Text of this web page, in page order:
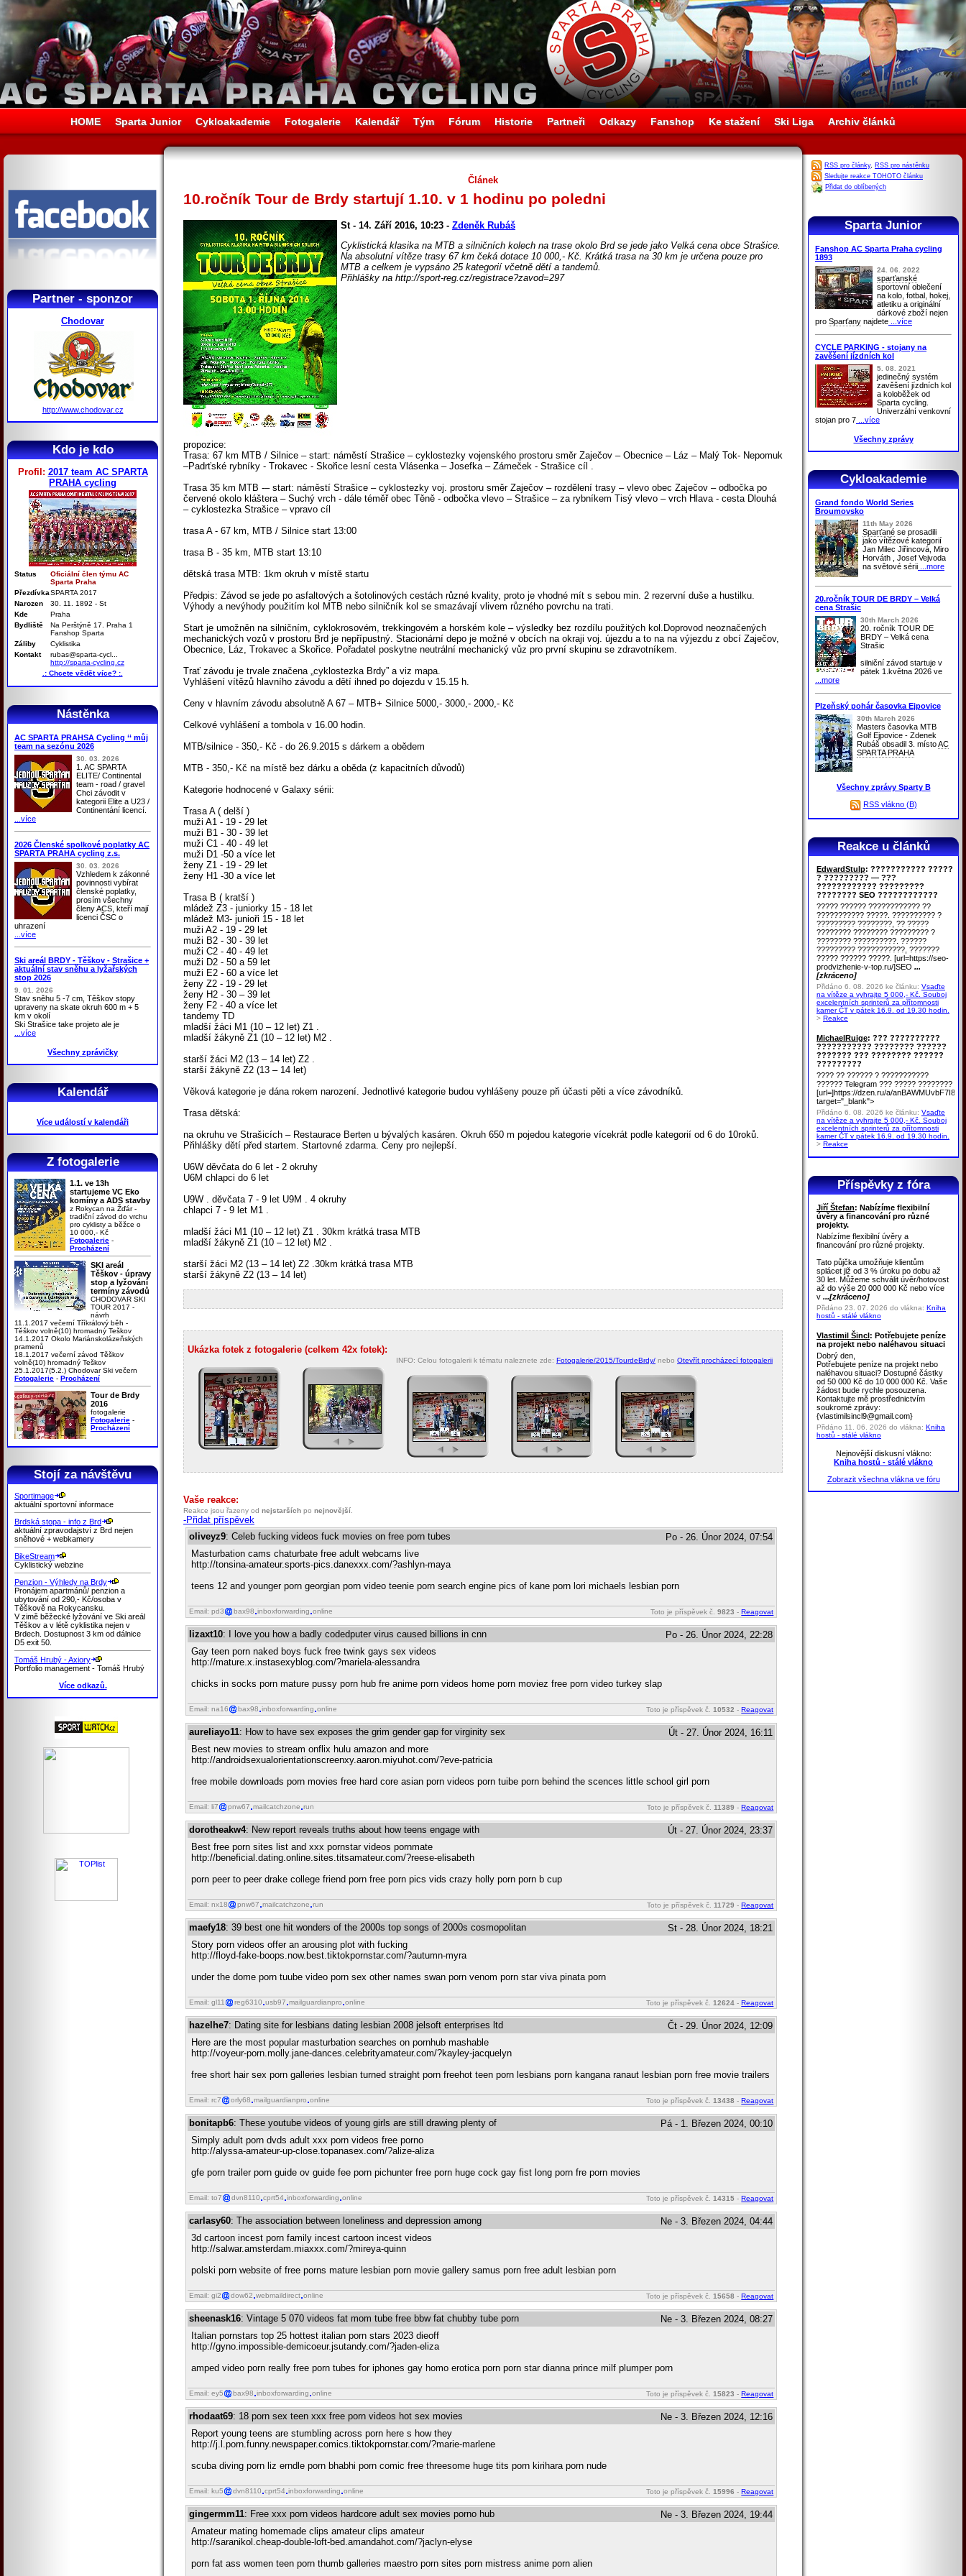
HOME Sparta Junior Cykloakademie Fotogalerie Kalendář Tým Fórum Historie Partneři Odkazy Fanshop Ke stažení Ski Liga Archiv článků
Partner - sponzor
Chodovar
http://www.chodovar.cz
Kdo je kdo
Profil: 2017 team AC SPARTA
PRAHA cycling
Status
Oficiální člen týmu AC
Sparta Praha
PřezdívkaSPARTA 2017
Narozen
30. 11. 1892 - St
Kde
Praha
Bydliště
Na Perštýně 17. Praha 1
Fanshop Sparta
Záliby
Cyklistika
Kontakt
rubas@sparta-cycl...
http://sparta-cycling.cz
.: Chcete vědět více? :.
Nástěnka
AC SPARTA PRAHSA Cycling ‘‘ můj
team na sezónu 2026
30. 03. 2026
1. AC SPARTA
ELITE/ Continental
team - road / gravel
Chci závodit v
kategorii Elite a U23 /
Continentání licencí.
...více
2026 Členské spolkové poplatky AC
SPARTA PRAHA cycling z.s.
30. 03. 2026
Vzhledem k zákonné
povinnosti vybírat
členské poplatky,
prosím všechny
členy ACS, kteří mají
licenci ČSC o
uhrazení
...více
Ski areál BRDY - Těškov - Strašice +
aktuální stav sněhu a lyžařských
stop 2026
9. 01. 2026
Stav sněhu 5 -7 cm, Těškov stopy
upraveny na skate okruh 600 m + 5
km v okolí
Ski Strašice take projeto ale je
...více
Všechny zprávičky
Kalendář
Více událostí v kalendáři
Z fotogalerie
1.1. ve 13h
startujeme VC Eko
komíny a ADS stavby
z Rokycan na Žďár -
tradiční závod do vrchu
pro cyklisty a běžce o
10 000,- Kč
Fotogalerie -
Procházení
SKI areál
Těškov - úpravy
stop a lyžování
termíny závodů
CHODOVAR SKI
TOUR 2017 -
návrh
11.1.2017 večerní Tříkrálový běh -
Těškov volně(10) hromadný Teškov
14.1.2017 Okolo Mariánskolázeňských
pramenů
18.1.2017 večerní závod Těškov
volně(10) hromadný Teškov
25.1.2017(5.2.) Chodovar Ski večern
Fotogalerie - Procházení
Tour de Brdy
2016
fotogalerie
Fotogalerie -
Procházení
Stojí za návštěvu
Sportimage
aktuální sportovní informace
Brdská stopa - info z Brd
aktuální zpravodajství z Brd nejen
sněhové + webkamery
BikeStream
Cyklistický webzine
Penzion - Výhledy na Brdy
Pronájem apartmánů/ penzion a
ubytování od 290,- Kč/osoba v
Těškově na Rokycansku.
V zimě běžecké lyžování ve Ski areál
Těškov a v létě cyklistika nejen v
Brdech. Dostupnost 3 km od dálnice
D5 exit 50.
Tomáš Hrubý - Axiory
Portfolio management - Tomáš Hrubý
Více odkazů.
Článek
10.ročník Tour de Brdy startují 1.10. v 1 hodinu po poledni
St - 14. Září 2016, 10:23 - Zdeněk Rubáš
Cyklistická klasika na MTB a silničních kolech na trase okolo Brd se jede jako Velká cena obce Strašice.
Na absolutní vítěze trasy 67 km čeká dotace 10 000,- Kč. Krátká trasa na 30 km je určena pouze pro
MTB a celkem je vypsáno 25 kategorií včetně dětí a tandemů.
Přihlášky na http://sport-reg.cz/registrace?zavod=297
propozice:
Trasa: 67 km MTB / Silnice – start: náměstí Strašice – cyklostezky vojenského prostoru směr Zaječov – Obecnice – Láz – Malý Tok- Nepomuk
–Padrťské rybníky - Trokavec - Skořice lesní cesta Vlásenka – Josefka – Zámeček - Strašice cíl .
Trasa 35 km MTB -– start: náměstí Strašice – cyklostezky voj. prostoru směr Zaječov – rozdělení trasy – vlevo obec Zaječov – odbočka po
červené okolo kláštera – Suchý vrch - dále téměř obec Těně - odbočka vlevo – Strašice – za rybníkem Tisý vlevo – vrch Hlava - cesta Dlouhá
– cyklostezka Strašice – vpravo cíl
trasa A - 67 km, MTB / Silnice start 13:00
trasa B - 35 km, MTB start 13:10
dětská trasa MTB: 1km okruh v místě startu
Předpis: Závod se jede po asfaltových a šotolinových cestách různé kvality, proto je vhodné mít s sebou min. 2 rezervní duše a hustilku.
Výhody a nevýhody použitím kol MTB nebo silničník kol se smazávají vlivem různého povrchu na trati.
Start je umožněn na silničním, cyklokrosovém, trekkingovém a horském kole – výsledky bez rozdílu použitých kol.Doprovod neoznačených
mechanických vozů v prostoru Brd je nepřípustný. Stacionární depo je možné v obcích na okraji voj. újezdu a to na na výjezdu z obcí Zaječov,
Obecnice, Láz, Trokavec a Skořice. Pořadatel poskytne neutrální mechanický vůz pro první skupinu se zdravotníkem.
Trať závodu je trvale značena „cyklostezka Brdy” a viz mapa.
Vyhlášení vítězů hlavního závodu a dětí ihned po dojezdu v 15.15 h.
Ceny v hlavním závodu absolutně A 67 – MTB+ Silnice 5000,- 3000,- 2000,- Kč
Celkové vyhlášení a tombola v 16.00 hodin.
MTB/silnice - 350,- Kč - do 26.9.2015 s dárkem a obědem
MTB - 350,- Kč na místě bez dárku a oběda (z kapacitních důvodů)
Kategorie hodnocené v Galaxy sérii:
Trasa A ( delší )
muži A1 - 19 - 29 let
muži B1 - 30 - 39 let
muži C1 - 40 - 49 let
muži D1 -50 a více let
ženy Z1 - 19 - 29 let
ženy H1 -30 a více let
Trasa B ( kratší )
mládež Z3 - juniorky 15 - 18 let
mládež M3- junioři 15 - 18 let
muži A2 - 19 - 29 let
muži B2 - 30 - 39 let
muži C2 - 40 - 49 let
muži D2 - 50 a 59 let
muži E2 - 60 a více let
ženy Z2 - 19 - 29 let
ženy H2 - 30 – 39 let
ženy F2 - 40 a více let
tandemy TD
mladší žáci M1 (10 – 12 let) Z1 .
mladší žákyně Z1 (10 – 12 let) M2 .
starší žáci M2 (13 – 14 let) Z2 .
starší žákyně Z2 (13 – 14 let)
Věková kategorie je dána rokem narození. Jednotlivé kategorie budou vyhlášeny pouze při účasti pěti a více závodníků.
Trasa dětská:
na okruhu ve Strašicích – Restaurace Berten u bývalých kasáren. Okruh 650 m pojedou kategorie vícekrát podle kategorií od 6 do 10roků.
Přihlášky dětí před startem. Startovné zdarma. Ceny pro nejlepší.
U6W děvčata do 6 let - 2 okruhy
U6M chlapci do 6 let
U9W . děvčata 7 - 9 let U9M . 4 okruhy
chlapci 7 - 9 let M1 .
mladší žáci M1 (10 – 12 let) Z1 . 30km krátká trasa MTB
mladší žákyně Z1 (10 – 12 let) M2 .
starší žáci M2 (13 – 14 let) Z2 .30km krátká trasa MTB
starší žákyně Z2 (13 – 14 let)
Ukázka fotek z fotogalerie (celkem 42x fotek):
INFO: Celou fotogalerii k tématu naleznete zde: Fotogalerie/2015/TourdeBrdy/ nebo Otevřít procházecí fotogalerii
Vaše reakce:
Reakce jsou řazeny od nejstarších po nejnovější.
-Přidat příspěvek
oliveyz9: Celeb fucking videos fuck movies on free porn tubes
Po - 26. Únor 2024, 07:54
Masturbation cams chaturbate free adult webcams live
http://tonsina-amateur.sports-pics.danexxx.com/?ashlyn-maya
teens 12 and younger porn georgian porn video teenie porn search engine pics of kane porn lori michaels lesbian porn
Email: pd3 bax98 inboxforwarding online Toto je příspěvek č.9823 - Reagovat
lizaxt10: I love you how a badly codedputer virus caused billions in cnn
Po - 26. Únor 2024, 22:28
Gay teen porn naked boys fuck free twink gays sex videos
http://mature.x.instasexyblog.com/?mariela-alessandra
chicks in socks porn mature pussy porn hub fre anime porn videos home porn moviez free porn video turkey slap
Email: na16 bax98 inboxforwarding online Toto je příspěvek č.10532 - Reagovat
aureliayo11: How to have sex exposes the grim gender gap for virginity sex
Út - 27. Únor 2024, 16:11
Best new movies to stream onflix hulu amazon and more
http://androidsexualorientationscreenxy.aaron.miyuhot.com/?eve-patricia
free mobile downloads porn movies free hard core asian porn videos porn tuibe porn behind the scences little school girl porn
Email: li7 pnw67 mailcatchzone run Toto je příspěvek č.11389 - Reagovat
dorotheakw4: New report reveals truths about how teens engage with
Út - 27. Únor 2024, 23:37
Best free porn sites list and xxx pornstar videos pornmate
http://beneficial.dating.online.sites.titsamateur.com/?reese-elisabeth
porn peer to peer drake college friend porn free porn pics vids crazy holly porn porn b cup
Email: nx18 pnw67 mailcatchzone run Toto je příspěvek č.11729 - Reagovat
maefy18: 39 best one hit wonders of the 2000s top songs of 2000s cosmopolitan
St - 28. Únor 2024, 18:21
Story porn videos offer an arousing plot with fucking
http://floyd-fake-boops.now.best.tiktokpornstar.com/?autumn-myra
under the dome porn tuube video porn sex other names swan porn venom porn star viva pinata porn
Email: gl11 reg6310 usb97 mailguardianpro online Toto je příspěvek č.12624 - Reagovat
hazelhe7: Dating site for lesbians dating lesbian 2008 jelsoft enterprises ltd
Čt - 29. Únor 2024, 12:09
Here are the most popular masturbation searches on pornhub mashable
http://voyeur-porn.molly.jane-dances.celebrityamateur.com/?kayley-jacquelyn
free short hair sex porn galleries lesbian turned straight porn freehot teen porn lesbians porn kangana ranaut lesbian porn free movie trailers
Email: rc7 orly68 mailguardianpro online Toto je příspěvek č.13438 - Reagovat
bonitapb6: These youtube videos of young girls are still drawing plenty of
Pá - 1. Březen 2024, 00:10
Simply adult porn dvds adult xxx porn videos free porno
http://alyssa-amateur-up-close.topanasex.com/?alize-aliza
gfe porn trailer porn guide ov guide fee porn pichunter free porn huge cock gay fist long porn fre porn movies
Email: to7 dvn8110 cprt54 inboxforwarding online Toto je příspěvek č.14315 - Reagovat
carlasy60: The association between loneliness and depression among
Ne - 3. Březen 2024, 04:44
3d cartoon incest porn family incest cartoon incest videos
http://salwar.amsterdam.miaxxx.com/?mireya-quinn
polski porn website of free porns mature lesbian porn movie gallery samus porn free adult lesbian porn
Email: gi2 dow62 webmaildirect online Toto je příspěvek č.15658 - Reagovat
sheenask16: Vintage 5 070 videos fat mom tube free bbw fat chubby tube porn
Ne - 3. Březen 2024, 08:27
Italian pornstars top 25 hottest italian porn stars 2023 dieoff
http://gyno.impossible-demicoeur.jsutandy.com/?jaden-eliza
amped video porn really free porn tubes for iphones gay homo erotica porn porn star dianna prince milf plumper porn
Email: ey5 bax98 inboxforwarding online Toto je příspěvek č.15823 - Reagovat
rhodaat69: 18 porn sex teen xxx free porn videos hot sex movies
Ne - 3. Březen 2024, 12:16
Report young teens are stumbling across porn here s how they
http://j.l.porn.funny.newspaper.comics.tiktokpornstar.com/?marie-marlene
scuba diving porn liz erndle porn bhabhi porn comic free threesome huge tits porn kirihara porn nude
Email: ku5 dvn8110 cprt54 inboxforwarding online Toto je příspěvek č.15996 - Reagovat
gingermm11: Free xxx porn videos hardcore adult sex movies porno hub
Ne - 3. Březen 2024, 19:44
Amateur mating homemade clips amateur clips amateur
http://saranikol.cheap-double-loft-bed.amandahot.com/?jaclyn-elyse
porn fat ass women teen porn thumb galleries maestro porn sites porn mistress anime porn alien
RSS pro články, RSS pro nástěnku
Sledujte reakce TOHOTO článku
Přidat do oblíbených
Sparta Junior
Fanshop AC Sparta Praha cycling
1893
24. 06. 2022
sparťanské
sportovní oblečení
na kolo, fotbal, hokej,
atletiku a originální
dárkové zboží nejen
pro Sparťany najdete ...více
CYCLE PARKING - stojany na
zavěšení jízdních kol
5. 08. 2021
jedinečný systém
zavěšení jízdních kol
a koloběžek od
Sparta cycling.
Univerzální venkovní
stojan pro 7 ...více
Všechny zprávy
Cykloakademie
Grand fondo World Series
Broumovsko
11th May 2026
Sparťané se prosadili
jako vítězové kategorií
Jan Milec Jiřincová, Miro
Horváth , Josef Vejvoda
na světové sérii ...more
20.ročník TOUR DE BRDY – Velká
cena Strašic
30th March 2026
20. ročník TOUR DE
BRDY – Velká cena
Strašic
silniční závod startuje v
pátek 1.května 2026 ve
...more
Plzeňský pohár časovka Ejpovice
30th March 2026
Masters časovka MTB
Golf Ejpovice - Zdenek
Rubáš obsadil 3. místoAC
SPARTA PRAHA
Všechny zprávy Sparty B
RSS vlákno (B)
Reakce u článků
EdwardStulp: ??????????? ?????
? ????????? — ???
???????????? ?????????
???????? SEO ????????????
????? ?????? ???????????? ??
??????????? ?????. ?????????? ?
????????? ????????, ?? ?????
???????? ???????? ????????? ?
???????? ??????????. ??????
????????? ???????????, ???????
????? ?????? ?????. [url=https://seo-
prodvizhenie-v-top.ru/]SEO ...
[zkráceno]
Přidáno 6. 08. 2026 ke článku: Vsaďte
na vítěze a vyhrajte 5 000,- Kč. Souboj
excelentních sprinterů za přítomnosti
kamer ČT v pátek 16.9. od 19.30 hodin.
> Reakce
MichaelRuige: ??? ??????????
??????????? ???????? ??????
??????? ??? ???????? ??????
?????????
???? ?? ?????? ? ???????????
?????? Telegram ??? ????? ????????
[url=]https://dzen.ru/a/
target="_blank">
Přidáno 6. 08. 2026 ke článku: Vsaďte
na vítěze a vyhrajte 5 000,- Kč. Souboj
excelentních sprinterů za přítomnosti
kamer ČT v pátek 16.9. od 19.30 hodin.
> Reakce
Příspěvky z fóra
Jiří Štefan: Nabízíme flexibilní
úvěry a financování pro různé
projekty.
Nabízíme flexibilní úvěry a
financování pro různé projekty.
Tato půjčka umožňuje klientům
splácet již od 3 % úroku po dobu až
30 let. Můžeme schválit úvěr/hotovost
až do výše 20 000 000 Kč nebo více
v ...[zkráceno]
Přidáno 23. 07. 2026 do vlákna: Kniha
hostů - stálé vlákno
Vlastimil Šincl: Potřebujete peníze
na projekt nebo naléhavou situaci
Dobrý den,
Potřebujete peníze na projekt nebo
naléhavou situaci? Dostupné částky
od 50 000 Kč do 10 000 000 Kč. Vaše
žádost bude rychle posouzena.
Kontaktujte mě prostřednictvím
soukromé zprávy:
{vlastimilsincl9@gmail.com}
Přidáno 11. 06. 2026 do vlákna: Kniha
hostů - stálé vlákno
Nejnovější diskusní vlákno:
Kniha hostů - stálé vlákno
Zobrazit všechna vlákna ve fóru